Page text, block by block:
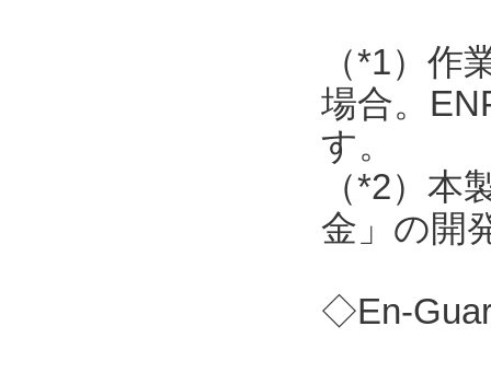
（*1）
場合。
す。
（*2）
金」の開
◇En-